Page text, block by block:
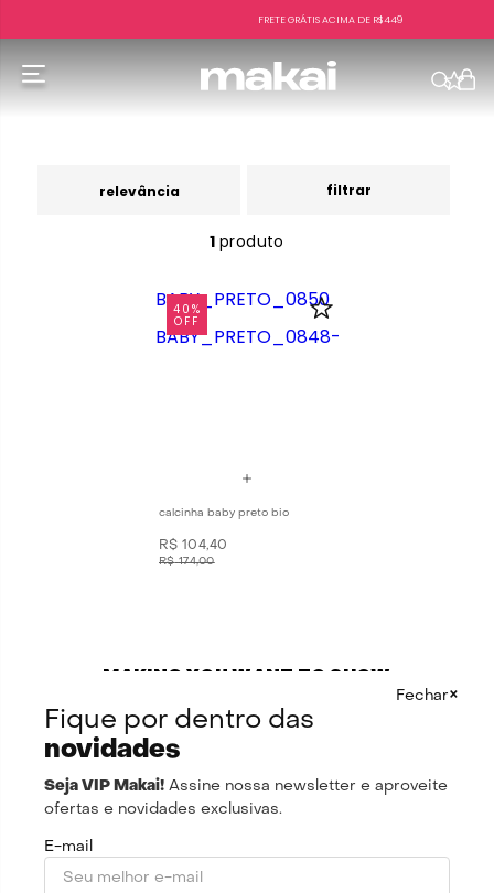
FRETE GRÁTIS ACIMA DE R$449
f
relevância filtrar
1produto
40%
OFF
calcinha baby preto bio
R$ 104,40
R$ 174,00
MAKING YOU WANT TO SHOW
as últimas tendências da moda em tudo que você
precisa: biquínis, vestidos, calças, blusas, saias,
roupas fitness e mais.
com modelagens e estampas exclusivas que você
procurar, i'll wait). aqui você tem todos os looks
Fechar×
Fique por dentro das
novidades
Seja VIP Makai! Assine nossa newsletter e aproveite
ofertas e novidades exclusivas.
E-mail